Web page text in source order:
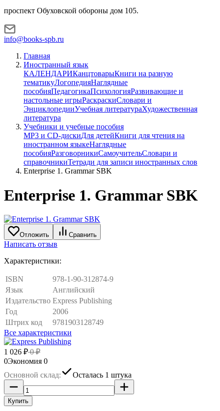
проспект Обуховской обороны дом 105.
info@books-spb.ru
Главная
Иностранный язык
КАЛЕНДАРИКанцтоварыКниги на разную
тематикуЛогопедияНаглядные
пособияПедагогикаПсихологияРазвивающие и
настольные игрыРаскраскиСловари и
ЭнциклопедииУчебная литератураХудожественная
литература
Учебники и учебные пособия
MP3 и CD-дискиДля детейКниги для чтения на
иностранном языкеНаглядные
пособияРазговорникиСамоучительСловари и
справочникиТетради для записи иностранных слов
Enterprise 1. Grammar SBK
Enterprise 1. Grammar SBK
Отложить Сравнить
Написать отзыв
Характеристики:
ISBN
978-1-90-312874-9
Язык
Английский
Издательство Express Publishing
Год
2006
Штрих код
9781903128749
Все характеристики
1 026 ₽0₽
0Экономия 0
Основной склад:
Осталась 1 штука
Купить